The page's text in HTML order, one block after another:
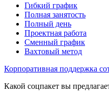
Гибкий график
Полная занятость
Полный день
Проектная работа
Сменный график
Вахтовый метод
Корпоративная поддержка
Какой соцпакет вы